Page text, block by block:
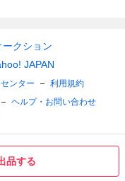
品する
ークション
JAPAN
ンター
利用規約
ヘルプ・お問い合わせ